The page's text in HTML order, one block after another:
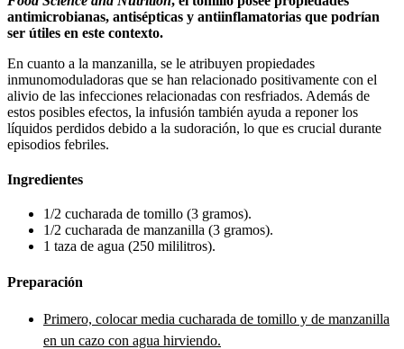
antimicrobianas, antisépticas y antiinflamatorias que podrían
ser útiles en este contexto.
En cuanto a la manzanilla, se le atribuyen propiedades
inmunomoduladoras que se han relacionado positivamente con el
alivio de las infecciones relacionadas con resfriados. Además de
estos posibles efectos, la infusión también ayuda a reponer los
líquidos perdidos debido a la sudoración, lo que es crucial durante
episodios febriles.
Ingredientes
1/2 cucharada de tomillo (3 gramos).
1/2 cucharada de manzanilla (3 gramos).
1 taza de agua (250 mililitros).
Preparación
Primero, colocar media cucharada de tomillo y de manzanilla
en un cazo con agua hirviendo.